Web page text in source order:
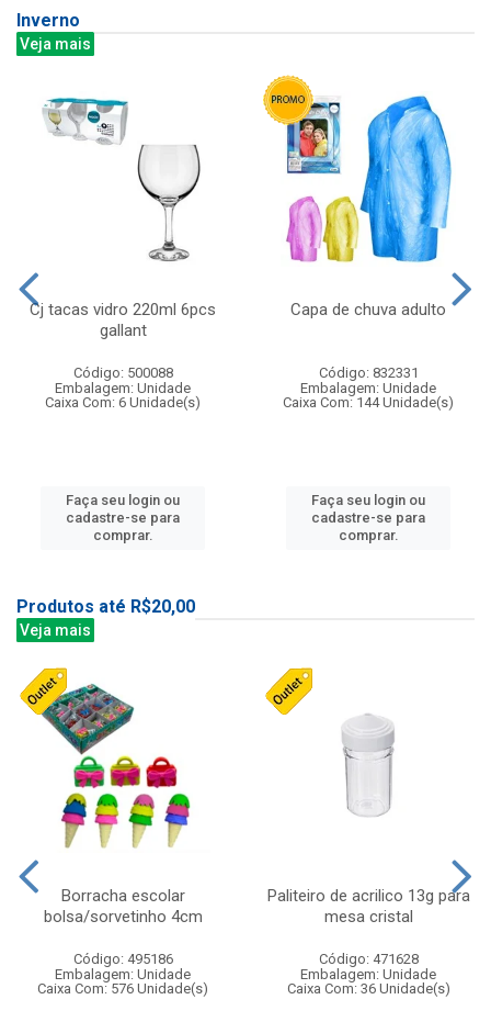
Inverno
Veja mais
Cj tacas vidro 220ml 6pcs
gallant
Código: 500088
Embalagem: Unidade
Caixa Com: 6 Unidade(s)
Faça seu login ou
cadastre-se para
comprar.
Capa de chuva adulto
Código: 832331
Embalagem: Unidade
Caixa Com: 144 Unidade(s)
Faça seu login ou
cadastre-se para
comprar.
Produtos até R$20,00
Veja mais
Borracha escolar
bolsa/sorvetinho 4cm
Código: 495186
Embalagem: Unidade
Caixa Com: 576 Unidade(s)
Paliteiro de acrilico 13g para
mesa cristal
Código: 471628
Embalagem: Unidade
Caixa Com: 36 Unidade(s)